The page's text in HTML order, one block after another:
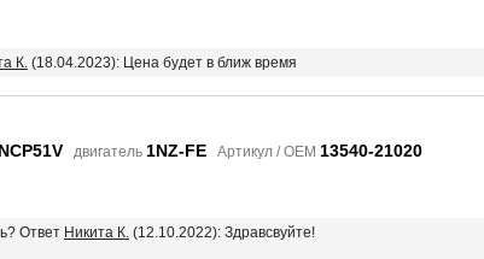
К. (18.04.2023): Цена будет в ближ время
NCP51V двигатель 1NZ-FE Артикул / OEM 13540-21020
Ответ Никита К. (12.10.2022): Здравсвуйте!